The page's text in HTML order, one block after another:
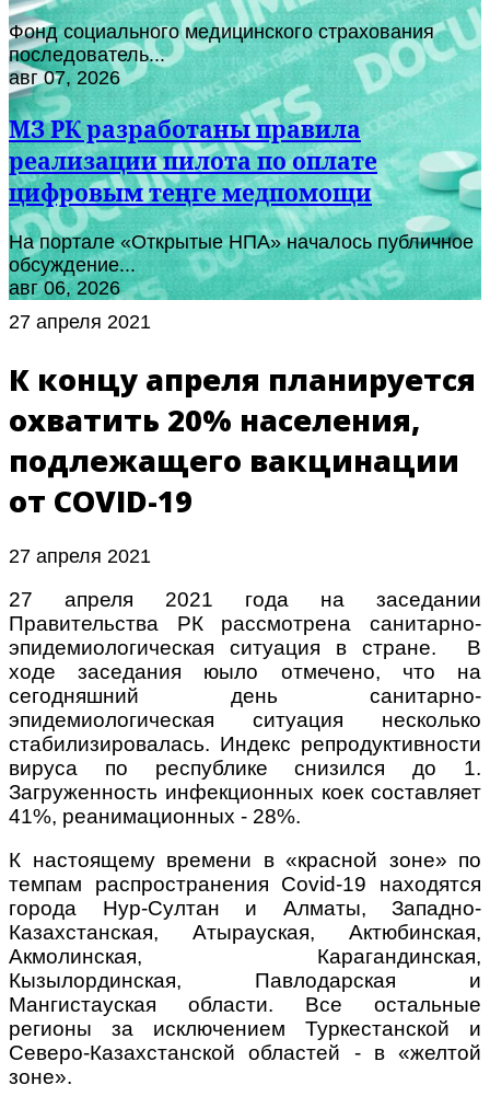
Фонд социального медицинского страхования
последователь...
авг 07, 2026
МЗ РК разработаны правила
реализации пилота по оплате
цифровым теңге медпомощи
На портале «Открытые НПА» началось публичное
обсуждение...
авг 06, 2026
27 апреля 2021
К концу апреля планируется
охватить 20% населения,
подлежащего вакцинации
от COVID-19
27 апреля 2021
27 апреля 2021 года на заседании
Правительства РК рассмотрена санитарно-
эпидемиологическая ситуация в стране. В
ходе заседания юыло отмечено, что на
сегодняшний день санитарно-
эпидемиологическая ситуация несколько
стабилизировалась. Индекс репродуктивности
вируса по республике снизился до 1.
Загруженность инфекционных коек составляет
41%, реанимационных - 28%.
К настоящему времени в «красной зоне» по
темпам распространения Covid-19 находятся
города Нур-Султан и Алматы, Западно-
Казахстанская, Атырауская, Актюбинская,
Акмолинская, Карагандинская,
Кызылординская, Павлодарская и
Мангистауская области. Все остальные
регионы за исключением Туркестанской и
Северо-Казахстанской областей - в «желтой
зоне».